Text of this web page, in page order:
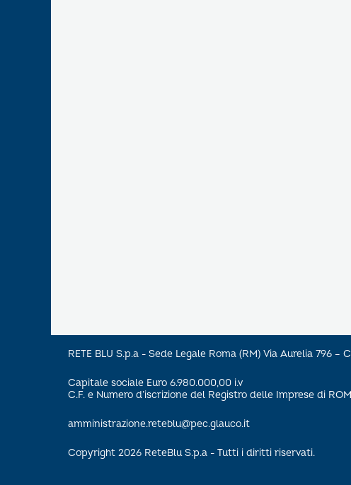
RETE BLU S.p.a - Sede Legale Roma (RM) Via Aurelia 796 –
Capitale sociale Euro 6.980.000,00 i.v
C.F. e Numero d’iscrizione del Registro delle Imprese di
amministrazione.reteblu@pec.glauco.it
Copyright 2026 ReteBlu S.p.a - Tutti i diritti riservati.